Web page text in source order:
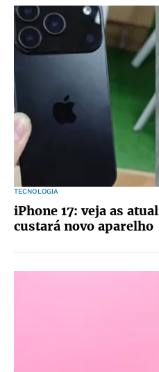
TECNOLOGIA
iPhone 17: veja as
custará novo aparelho